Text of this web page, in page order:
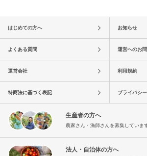
はじめての方へ お知らせ
よくある質問 運営へのお
運営会社 利用規約
特商法に基づく表記 プライバシ
生産者の方へ
農家さん・漁師さんを募集していま
法人・自治体の方へ